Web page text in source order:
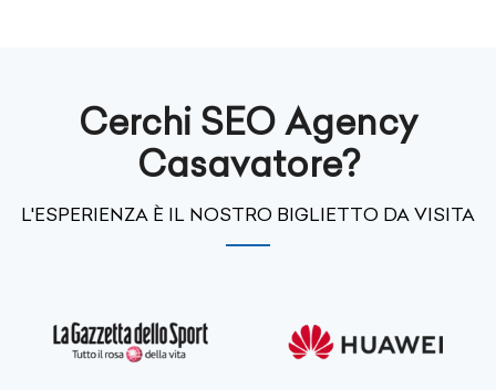
Cerchi SEO Agency
Casavatore?
L'ESPERIENZA È IL NOSTRO BIGLIETTO DA VISITA